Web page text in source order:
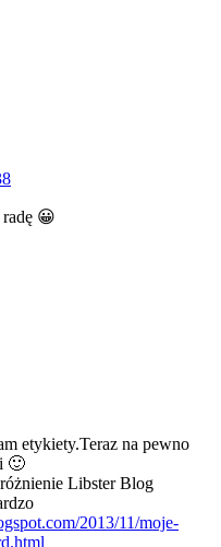
😀
etykiety.Teraz na pewno
🙂
Libster Blog
2013/11/moje-